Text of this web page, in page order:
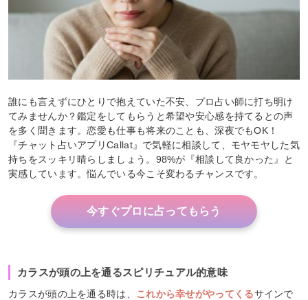
誰にも言えずにひとりで抱えていた不安、プロ占い師に打ち明け
てみませんか？鑑定をしてもらうと希望や安心感を持てるとの声
を多く聞きます。恋愛も仕事も将来のことも、深夜でもOK！
『チャット占いアプリCallat』で気軽に相談して、モヤモヤした気
持ちをスッキリ晴らしましょう。98%が『相談して良かった』と
実感しています。悩んでいる今こそ変わるチャンスです。
今すぐプロに占ってもらう
カラスが頭の上を通るスピリチュアル的意味
カラスが頭の上を通る時は、 これから幸せがやってくるサインで